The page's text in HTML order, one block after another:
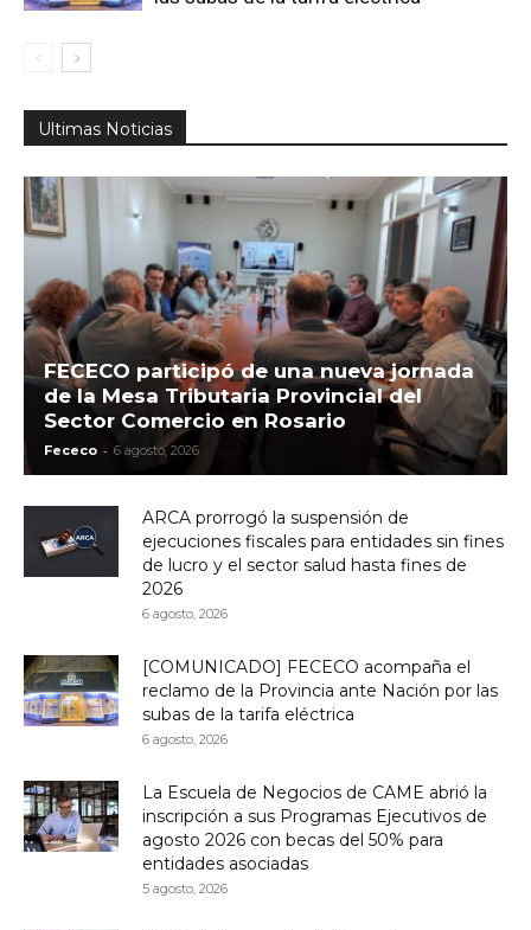
Ultimas Noticias
FECECO participó de una nueva jornada
de la Mesa Tributaria Provincial del
Sector Comercio en Rosario
Fececo - 6 agosto, 2026
ARCA prorrogó la suspensión de
ejecuciones fiscales para entidades sin fines
de lucro y el sector salud hasta fines de
2026
6 agosto, 2026
[COMUNICADO] FECECO acompaña el
reclamo de la Provincia ante Nación por las
subas de la tarifa eléctrica
6 agosto, 2026
La Escuela de Negocios de CAME abrió la
inscripción a sus Programas Ejecutivos de
agosto 2026 con becas del 50% para
entidades asociadas
5 agosto, 2026